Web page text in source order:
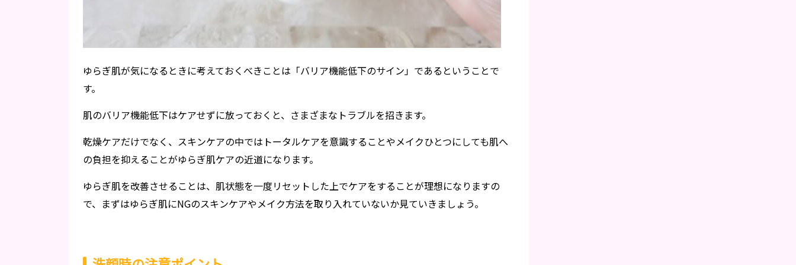
ゆらぎ肌が気になるときに考えておくべきことは「バリア機能低下のサイン」であるということで
す。
肌のバリア機能低下はケアせずに放っておくと、さまざまなトラブルを招きます。
乾燥ケアだけでなく、スキンケアの中ではトータルケアを意識することやメイクひとつにしても肌へ
の負担を抑えることがゆらぎ肌ケアの近道になります。
ゆらぎ肌を改善させることは、肌状態を一度リセットした上でケアをすることが理想になりますの
で、まずはゆらぎ肌にNGのスキンケアやメイク方法を取り入れていないか見ていきましょう。